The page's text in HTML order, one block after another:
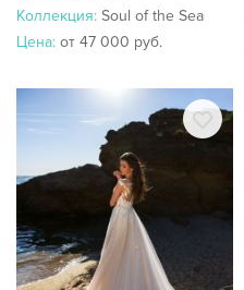
Коллекция: Soul of the Sea
Цена: от 47 000 руб.